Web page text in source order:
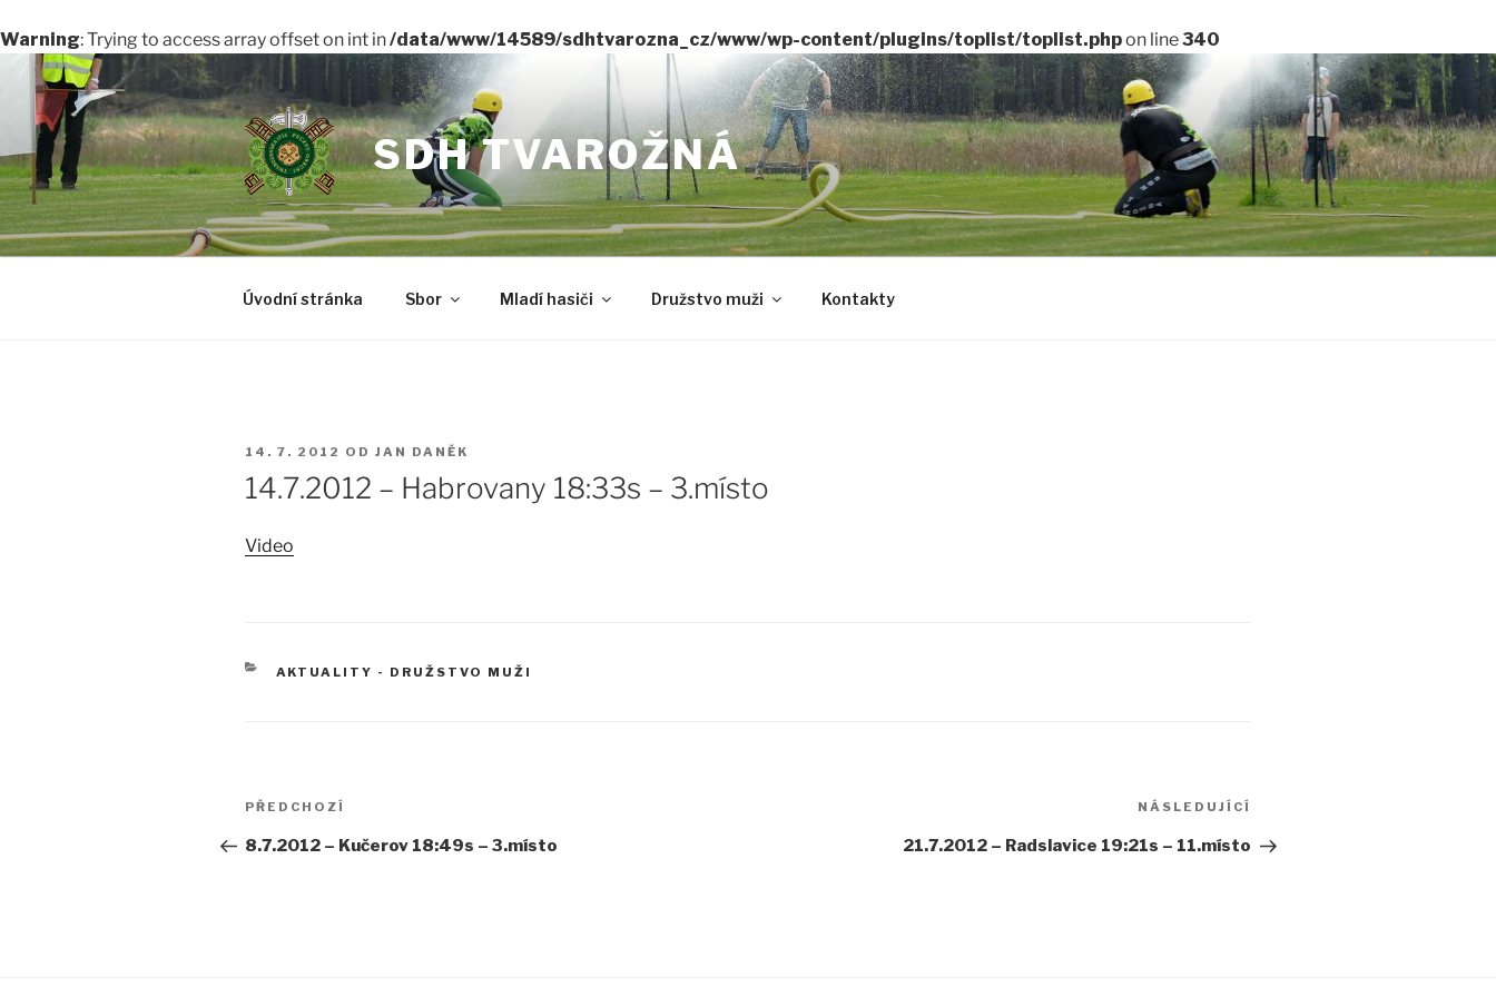
Warning: Trying to access array offset on int in/data/www/14589/sdhtvarozna_cz/www/wp-content/plugins/toplist/toplist.phpon line340
Přejít
obsahu
webu
SDH TVAROŽNÁ
Úvodní stránka Sbor Mladí hasiči Družstvo muži Kontakty
PUBLIKOVÁNO
14. 7. 2012 OD JAN DANĚK
14.7.2012 – Habrovany 18:33s – 3.místo
Video
RUBRIKY
AKTUALITY - DRUŽSTVO MUŽI
Navigace
pro
Předchozí
PŘEDCHOZÍ
8.7.2012 – Kučerov 18:49s – 3.místo
NÁSLEDUJÍCÍ
21.7.2012 – Radslavice 19:21s – 11.místo